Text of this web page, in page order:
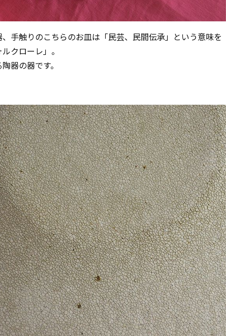
手触りのこちらのお皿は「民芸、民間伝承」という意味を
クローレ」。
器の器です。